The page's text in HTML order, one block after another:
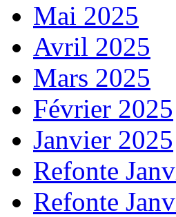
Mai 2025
Avril 2025
Mars 2025
Février 2025
Janvier 2025
Refonte
Refonte